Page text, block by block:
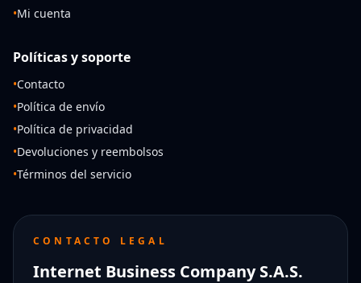
•Mi cuenta
Políticas y soporte
•Contacto
•Política de envío
•Política de privacidad
•Devoluciones y reembolsos
•Términos del servicio
CONTACTO LEGAL
Internet Business Company S.A.S.